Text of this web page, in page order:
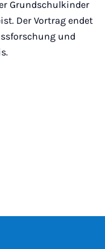
Grundschulkinder
Der Vortrag endet
und